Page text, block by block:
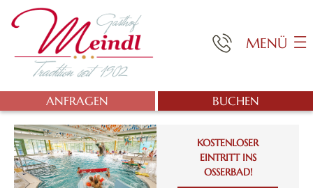
MENÜ
ANFRAGEN BUCHEN
KOSTENLOSER
EINTRITT INS
OSSERBAD!